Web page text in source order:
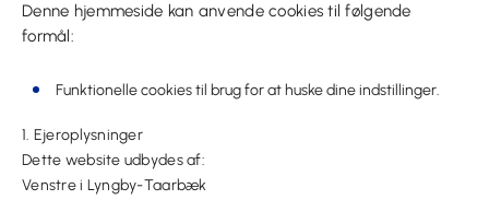
Denne hjemmeside kan anvende cookies til følgende
formål:
Funktionelle cookies til brug for at huske dine indstillinger.
1. Ejeroplysninger
Dette website udbydes af:
Venstre i Lyngby-Taarbæk